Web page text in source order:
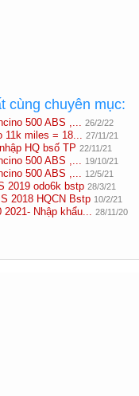
cùng chuyên mục:
500 ABS ,... 26/2/22
11k miles = 18... 27/11/21
HQ bsố TP 22/11/21
500 ABS ,... 19/10/21
500 ABS ,... 12/5/21
2019 odo6k bstp 28/3/21
2018 HQCN Bstp 10/2/21
2021- Nhập khẩu... 28/11/20